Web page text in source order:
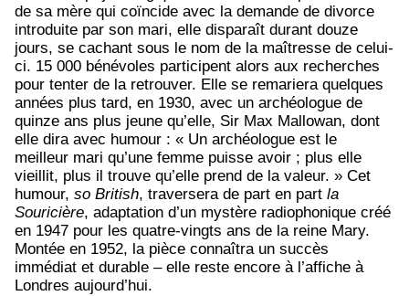
de sa mère qui coïncide avec la demande de divorce
introduite par son mari, elle disparaît durant douze
jours, se cachant sous le nom de la maîtresse de celui-
ci. 15 000 bénévoles participent alors aux recherches
pour tenter de la retrouver. Elle se remariera quelques
années plus tard, en 1930, avec un archéologue de
quinze ans plus jeune qu’elle, Sir Max Mallowan, dont
elle dira avec humour : « Un archéologue est le
meilleur mari qu’une femme puisse avoir ; plus elle
vieillit, plus il trouve qu’elle prend de la valeur. » Cet
humour, so British, traversera de part en part la
Souricière, adaptation d’un mystère radiophonique créé
en 1947 pour les quatre-vingts ans de la reine Mary.
Montée en 1952, la pièce connaîtra un succès
immédiat et durable – elle reste encore à l’affiche à
Londres aujourd’hui.